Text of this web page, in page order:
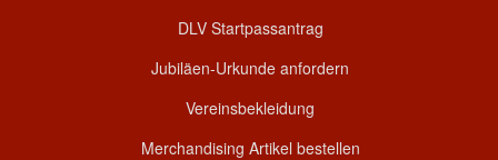
DLV Startpassantrag
Jubiläen-Urkunde anfordern
Vereinsbekleidung
Merchandising Artikel bestellen